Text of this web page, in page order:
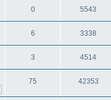
0 5543
6 3338
3 4514
75 42353